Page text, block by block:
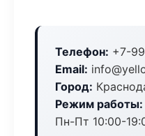
Телефон: +7-
Email:
Город:
Режим работы:
Пн-Пт 10:00-